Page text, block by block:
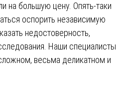
на большую цену. Опять-таки
оспорить независимую
недостоверность,
Наши специалисты
весьма деликатном и